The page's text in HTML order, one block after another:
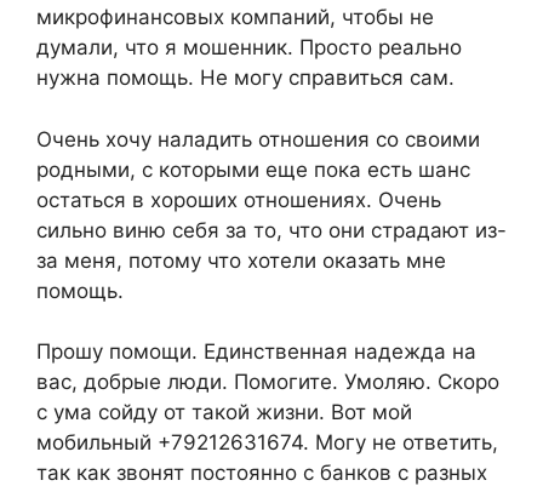
микрофинансовых компаний, чтобы не
думали, что я мошенник. Просто реально
нужна помощь. Не могу справиться сам.
Очень хочу наладить отношения со своими
родными, с которыми еще пока есть шанс
остаться в хороших отношениях. Очень
сильно виню себя за то, что они страдают из-
за меня, потому что хотели оказать мне
помощь.
Прошу помощи. Единственная надежда на
вас, добрые люди. Помогите. Умоляю. Скоро
с ума сойду от такой жизни. Вот мой
мобильный +79212631674. Могу не ответить,
так как звонят постоянно с банков с разных